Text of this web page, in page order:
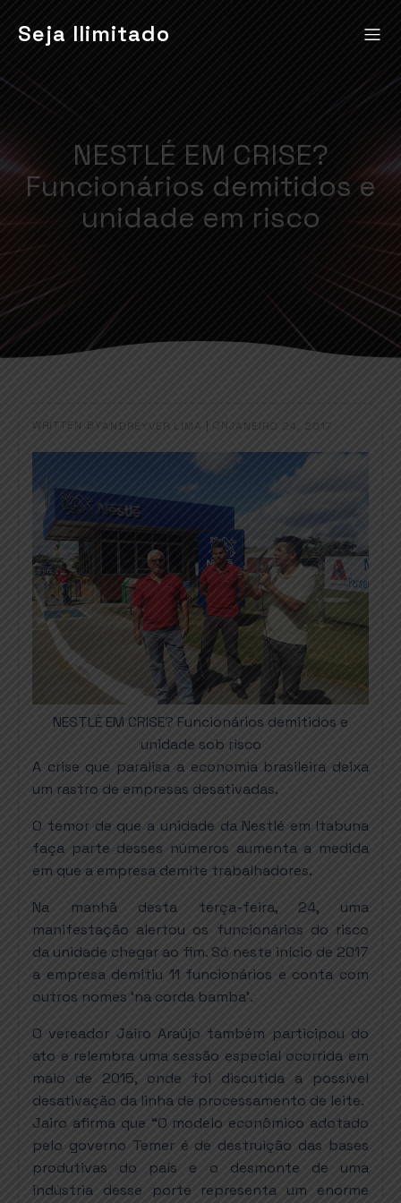
Seja Ilimitado
NESTLÉ EM CRISE?
Funcionários demitidos e
unidade em risco
WRITTEN BYANDREYVER LIMA ON JANEIRO 24, 2017
NESTLÉ EM CRISE? Funcionários demitidos e
unidade sob risco
A crise que paralisa a economia brasileira deixa
um rastro de empresas desativadas.
O temor de que a unidade da Nestlé em Itabuna
faça parte desses números aumenta a medida
em que a empresa demite trabalhadores.
Na manhã desta terça-feira, 24, uma
manifestação alertou os funcionários do risco
da unidade chegar ao fim. Só neste início de 2017
a empresa demitiu 11 funcionários e conta com
outros nomes ‘na corda bamba’.
O vereador Jairo Araújo também participou do
ato e relembra uma sessão especial ocorrida em
maio de 2015, onde foi discutida a possível
desativação da linha de processamento de leite.
Jairo afirma que “O modelo econômico adotado
pelo governo Temer é de destruição das bases
produtivas do país e o desmonte de uma
indústria desse porte representa um enorme